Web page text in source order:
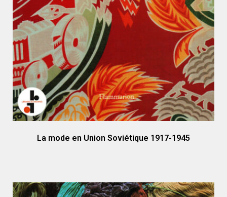
La mode en Union Soviétique 1917-1945